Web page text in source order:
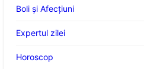
Boli și Afecțiuni
Expertul zilei
Horoscop